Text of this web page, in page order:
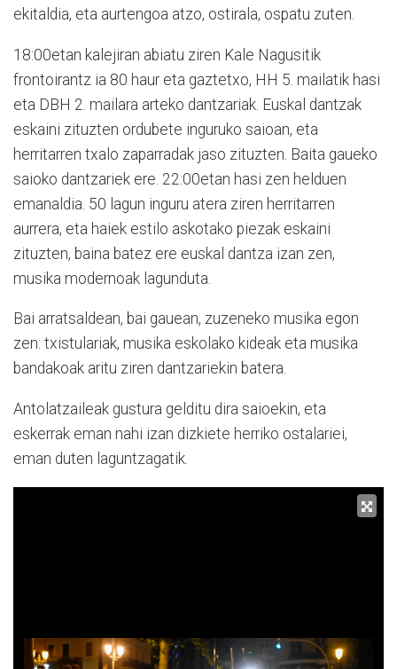
ekitaldia, eta aurtengoa atzo, ostirala, ospatu zuten.
18:00etan kalejiran abiatu ziren Kale Nagusitik
frontoirantz ia 80 haur eta gaztetxo, HH 5. mailatik hasi
eta DBH 2. mailara arteko dantzariak. Euskal dantzak
eskaini zituzten ordubete inguruko saioan, eta
herritarren txalo zaparradak jaso zituzten. Baita gaueko
saioko dantzariek ere. 22:00etan hasi zen helduen
emanaldia. 50 lagun inguru atera ziren herritarren
aurrera, eta haiek estilo askotako piezak eskaini
zituzten, baina batez ere euskal dantza izan zen,
musika modernoak lagunduta.
Bai arratsaldean, bai gauean, zuzeneko musika egon
zen: txistulariak, musika eskolako kideak eta musika
bandakoak aritu ziren dantzariekin batera.
Antolatzaileak gustura gelditu dira saioekin, eta
eskerrak eman nahi izan dizkiete herriko ostalariei,
eman duten laguntzagatik.